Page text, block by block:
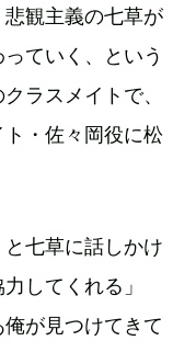
観主義の七草が
ていく、という
ラスメイトで、
・佐々岡役に松
七草に話しかけ
してくれる」
が見つけてきて